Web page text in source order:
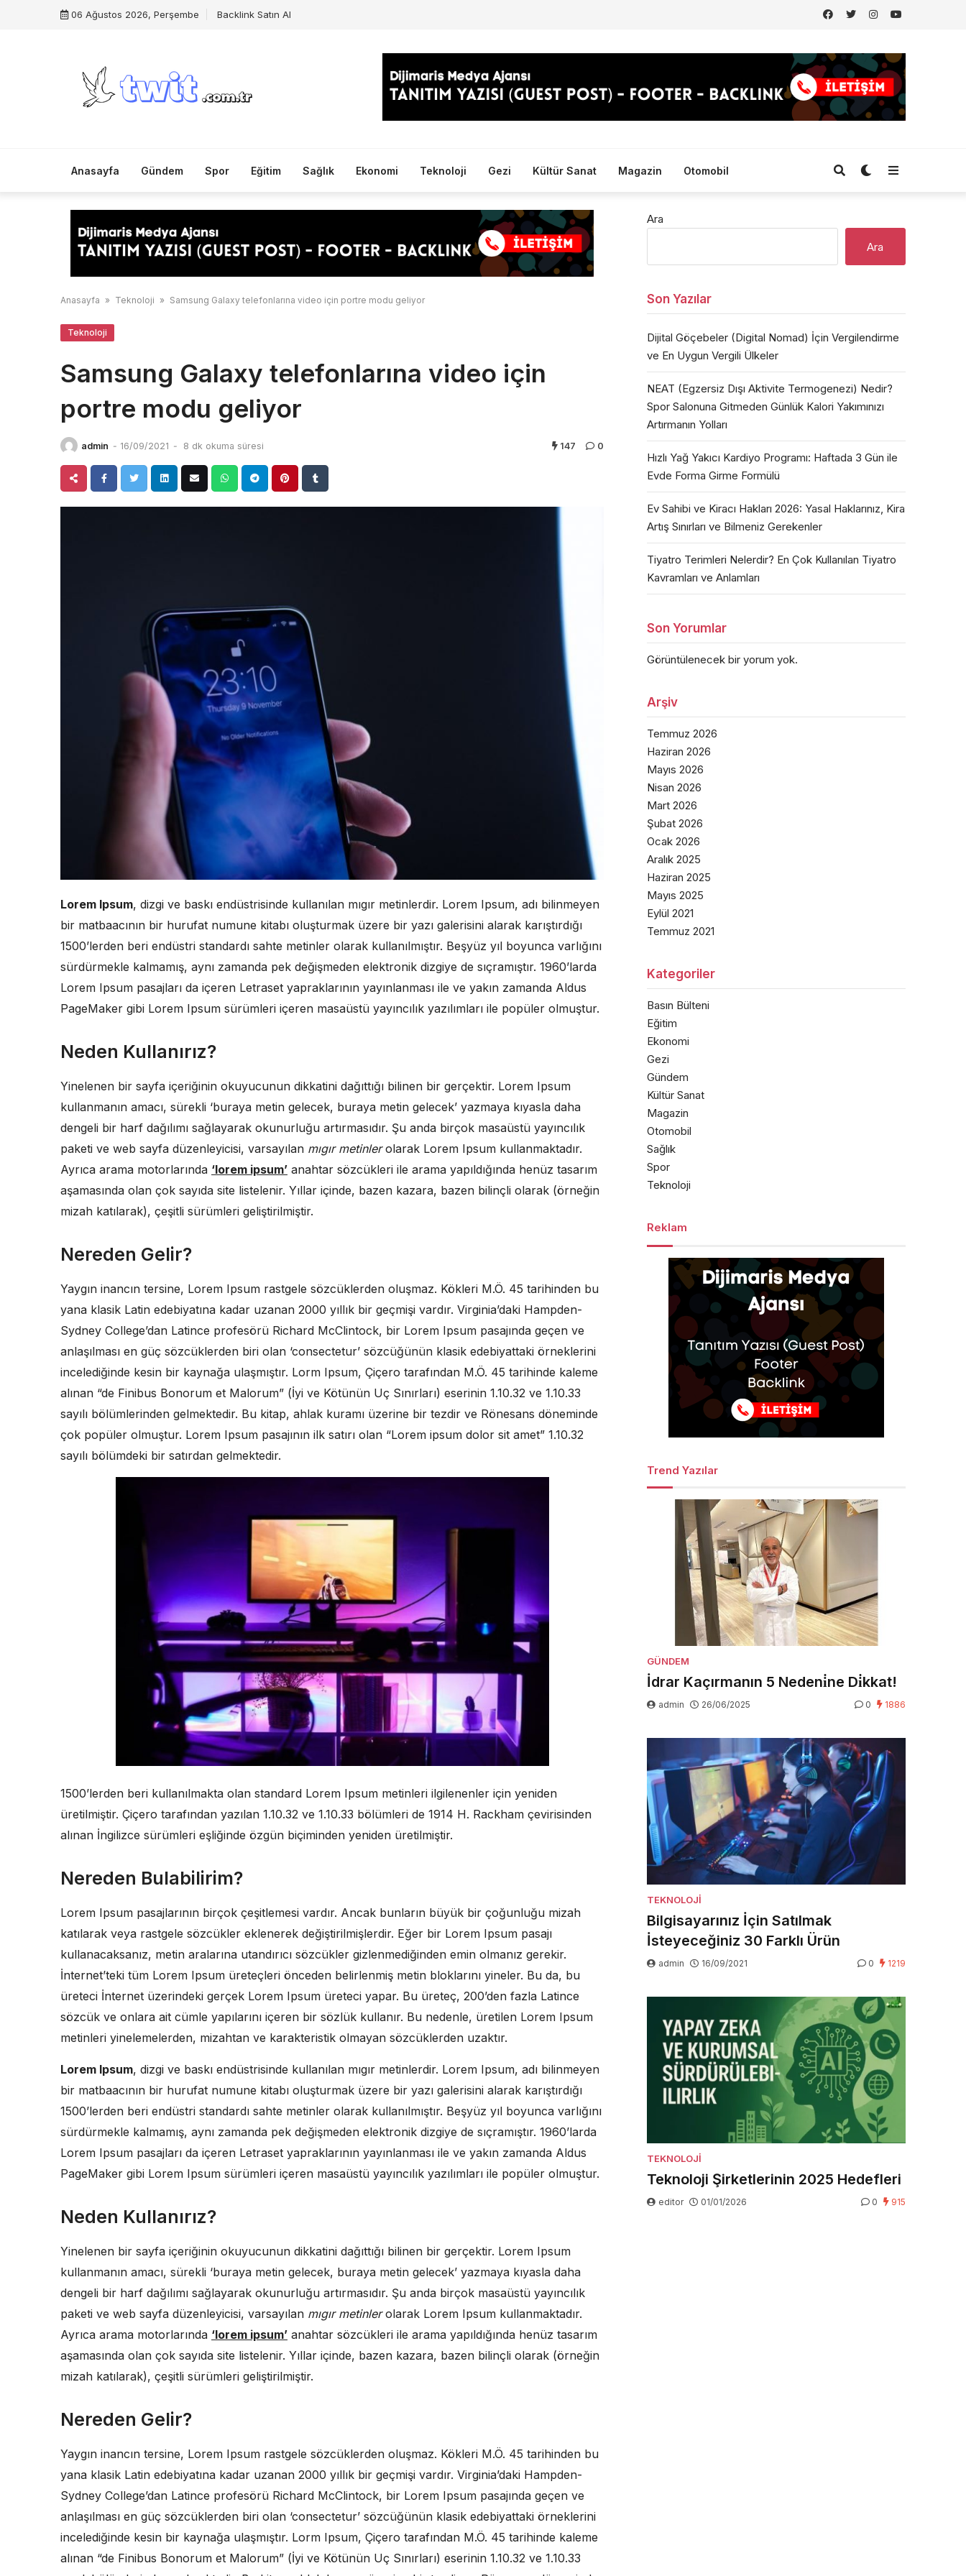
06 Ağustos 2026, Perşembe Backlink Satın Al
Anasayfa Gündem Spor Eğitim Sağlık Ekonomi Teknoloji Gezi Kültür Sanat Magazin Otomobil
Anasayfa » Teknoloji » Samsung Galaxy telefonlarına video için portre modu geliyor
Teknoloji
Samsung Galaxy telefonlarına video için
portre modu geliyor
admin - 16/09/2021 - 8 dk okuma süresi 147 0
Lorem Ipsum, dizgi ve baskı endüstrisinde kullanılan mıgır metinlerdir. Lorem Ipsum, adı bilinmeyen
bir matbaacının bir hurufat numune kitabı oluşturmak üzere bir yazı galerisini alarak karıştırdığı
1500’lerden beri endüstri standardı sahte metinler olarak kullanılmıştır. Beşyüz yıl boyunca varlığını
sürdürmekle kalmamış, aynı zamanda pek değişmeden elektronik dizgiye de sıçramıştır. 1960’larda
Lorem Ipsum pasajları da içeren Letraset yapraklarının yayınlanması ile ve yakın zamanda Aldus
PageMaker gibi Lorem Ipsum sürümleri içeren masaüstü yayıncılık yazılımları ile popüler olmuştur.
Neden Kullanırız?
Yinelenen bir sayfa içeriğinin okuyucunun dikkatini dağıttığı bilinen bir gerçektir. Lorem Ipsum
kullanmanın amacı, sürekli ‘buraya metin gelecek, buraya metin gelecek’ yazmaya kıyasla daha
dengeli bir harf dağılımı sağlayarak okunurluğu artırmasıdır. Şu anda birçok masaüstü yayıncılık
paketi ve web sayfa düzenleyicisi, varsayılan mıgır metinlerolarak Lorem Ipsum kullanmaktadır.
Ayrıca arama motorlarında ‘lorem ipsum’ anahtar sözcükleri ile arama yapıldığında henüz tasarım
aşamasında olan çok sayıda site listelenir. Yıllar içinde, bazen kazara, bazen bilinçli olarak (örneğin
mizah katılarak), çeşitli sürümleri geliştirilmiştir.
Nereden Gelir?
Yaygın inancın tersine, Lorem Ipsum rastgele sözcüklerden oluşmaz. Kökleri M.Ö. 45 tarihinden bu
yana klasik Latin edebiyatına kadar uzanan 2000 yıllık bir geçmişi vardır. Virginia’daki Hampden-
Sydney College’dan Latince profesörü Richard McClintock, bir Lorem Ipsum pasajında geçen ve
anlaşılması en güç sözcüklerden biri olan ‘consectetur’ sözcüğünün klasik edebiyattaki örneklerini
incelediğinde kesin bir kaynağa ulaşmıştır. Lorm Ipsum, Çiçero tarafından M.Ö. 45 tarihinde kaleme
alınan “de Finibus Bonorum et Malorum” (İyi ve Kötünün Uç Sınırları) eserinin 1.10.32 ve 1.10.33
sayılı bölümlerinden gelmektedir. Bu kitap, ahlak kuramı üzerine bir tezdir ve Rönesans döneminde
çok popüler olmuştur. Lorem Ipsum pasajının ilk satırı olan “Lorem ipsum dolor sit amet” 1.10.32
sayılı bölümdeki bir satırdan gelmektedir.
1500’lerden beri kullanılmakta olan standard Lorem Ipsum metinleri ilgilenenler için yeniden
üretilmiştir. Çiçero tarafından yazılan 1.10.32 ve 1.10.33 bölümleri de 1914 H. Rackham çevirisinden
alınan İngilizce sürümleri eşliğinde özgün biçiminden yeniden üretilmiştir.
Nereden Bulabilirim?
Lorem Ipsum pasajlarının birçok çeşitlemesi vardır. Ancak bunların büyük bir çoğunluğu mizah
katılarak veya rastgele sözcükler eklenerek değiştirilmişlerdir. Eğer bir Lorem Ipsum pasajı
kullanacaksanız, metin aralarına utandırıcı sözcükler gizlenmediğinden emin olmanız gerekir.
İnternet’teki tüm Lorem Ipsum üreteçleri önceden belirlenmiş metin bloklarını yineler. Bu da, bu
üreteci İnternet üzerindeki gerçek Lorem Ipsum üreteci yapar. Bu üreteç, 200’den fazla Latince
sözcük ve onlara ait cümle yapılarını içeren bir sözlük kullanır. Bu nedenle, üretilen Lorem Ipsum
metinleri yinelemelerden, mizahtan ve karakteristik olmayan sözcüklerden uzaktır.
Lorem Ipsum, dizgi ve baskı endüstrisinde kullanılan mıgır metinlerdir. Lorem Ipsum, adı bilinmeyen
bir matbaacının bir hurufat numune kitabı oluşturmak üzere bir yazı galerisini alarak karıştırdığı
1500’lerden beri endüstri standardı sahte metinler olarak kullanılmıştır. Beşyüz yıl boyunca varlığını
sürdürmekle kalmamış, aynı zamanda pek değişmeden elektronik dizgiye de sıçramıştır. 1960’larda
Lorem Ipsum pasajları da içeren Letraset yapraklarının yayınlanması ile ve yakın zamanda Aldus
PageMaker gibi Lorem Ipsum sürümleri içeren masaüstü yayıncılık yazılımları ile popüler olmuştur.
Neden Kullanırız?
Yinelenen bir sayfa içeriğinin okuyucunun dikkatini dağıttığı bilinen bir gerçektir. Lorem Ipsum
kullanmanın amacı, sürekli ‘buraya metin gelecek, buraya metin gelecek’ yazmaya kıyasla daha
dengeli bir harf dağılımı sağlayarak okunurluğu artırmasıdır. Şu anda birçok masaüstü yayıncılık
paketi ve web sayfa düzenleyicisi, varsayılan mıgır metinlerolarak Lorem Ipsum kullanmaktadır.
Ayrıca arama motorlarında ‘lorem ipsum’ anahtar sözcükleri ile arama yapıldığında henüz tasarım
aşamasında olan çok sayıda site listelenir. Yıllar içinde, bazen kazara, bazen bilinçli olarak (örneğin
mizah katılarak), çeşitli sürümleri geliştirilmiştir.
Nereden Gelir?
Yaygın inancın tersine, Lorem Ipsum rastgele sözcüklerden oluşmaz. Kökleri M.Ö. 45 tarihinden bu
yana klasik Latin edebiyatına kadar uzanan 2000 yıllık bir geçmişi vardır. Virginia’daki Hampden-
Sydney College’dan Latince profesörü Richard McClintock, bir Lorem Ipsum pasajında geçen ve
anlaşılması en güç sözcüklerden biri olan ‘consectetur’ sözcüğünün klasik edebiyattaki örneklerini
incelediğinde kesin bir kaynağa ulaşmıştır. Lorm Ipsum, Çiçero tarafından M.Ö. 45 tarihinde kaleme
alınan “de Finibus Bonorum et Malorum” (İyi ve Kötünün Uç Sınırları) eserinin 1.10.32 ve 1.10.33
Ara
Ara
Son Yazılar
Dijital Göçebeler (Digital Nomad) İçin Vergilendirme
ve En Uygun Vergili Ülkeler
NEAT (Egzersiz Dışı Aktivite Termogenezi) Nedir?
Spor Salonuna Gitmeden Günlük Kalori Yakımınızı
Artırmanın Yolları
Hızlı Yağ Yakıcı Kardiyo Programı: Haftada 3 Gün ile
Evde Forma Girme Formülü
Ev Sahibi ve Kiracı Hakları 2026: Yasal Haklarınız, Kira
Artış Sınırları ve Bilmeniz Gerekenler
Tiyatro Terimleri Nelerdir? En Çok Kullanılan Tiyatro
Kavramları ve Anlamları
Son Yorumlar
Görüntülenecek bir yorum yok.
Arşiv
Temmuz 2026
Haziran 2026
Mayıs 2026
Nisan 2026
Mart 2026
Şubat 2026
Ocak 2026
Aralık 2025
Haziran 2025
Mayıs 2025
Eylül 2021
Temmuz 2021
Kategoriler
Basın Bülteni
Eğitim
Ekonomi
Gezi
Gündem
Kültür Sanat
Magazin
Otomobil
Sağlık
Spor
Teknoloji
Reklam
Trend Yazılar
GÜNDEM
İdrar Kaçırmanın 5 Nedeni̇ne Di̇kkat!
admin 26/06/2025 0 1886
TEKNOLOJI
Bilgisayarınız İçin Satılmak
İsteyeceğiniz 30 Farklı Ürün
admin 16/09/2021 0 1219
TEKNOLOJI
Teknoloji Şirketlerinin 2025 Hedefleri
editor 01/01/2026 0 915